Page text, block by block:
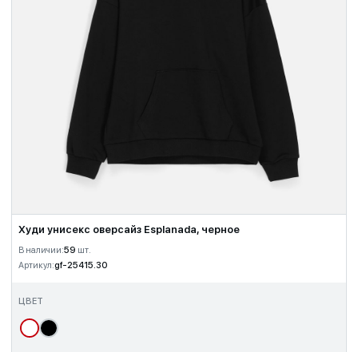
Худи унисекс оверсайз Esplanada, черное
В наличии:59 шт.
Артикул:gf-25415.30
ЦВЕТ